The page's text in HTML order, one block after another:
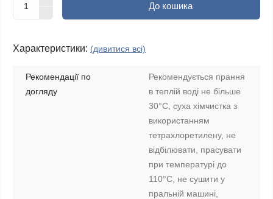
До кошика
Характеристики: (дивитися всі)
Рекомендації по
догляду
Рекомендується прання
в теплій воді не більше
30°C, суха хімчистка з
використанням
тетрахлоретилену, не
відбілювати, прасувати
при температурі до
110°C, не сушити у
пральній машині,